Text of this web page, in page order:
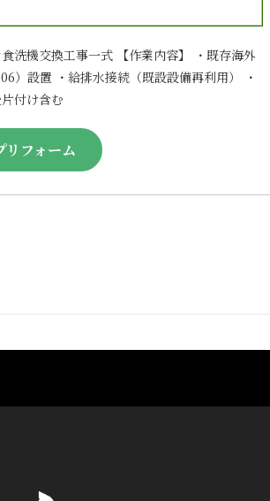
洗機交換工事一式 【作業内容】 ・既存海外
）設置 ・給排水接続（既設設備再利用） ・
付け含む
リフォーム